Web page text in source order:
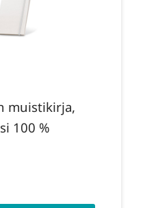
muistikirja,
100 %